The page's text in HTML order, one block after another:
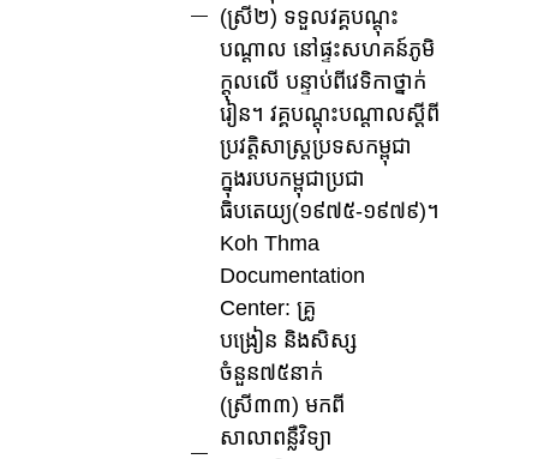
(ស្រី២) ទទួលវគ្គបណ្តុះ
បណ្តាល នៅផ្ទះសហគន៍ភូមិ
ក្តុលលើ បន្ទាប់ពីវេទិកាថ្នាក់
រៀន។ វគ្គបណ្តុះបណ្តាលស្តីពី
ប្រវត្តិសាស្ត្រប្រទសកម្ពុជា
ក្នុងរបបកម្ពុជាប្រជា
ធិបតេយ្យ(១៩៧៥-១៩៧៩)។
Koh Thma
Documentation
Center: គ្រូ
បង្រៀន និងសិស្ស
ចំនួន៧៥នាក់
(ស្រី៣៣) មកពី
សាលាពន្លឺវិទ្យា